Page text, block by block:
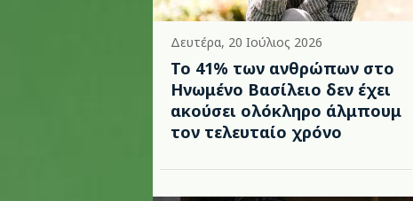
Δευτέρα, 20 Ιούλιος 2026
Το 41% των ανθρώπων στο
Ηνωμένο Βασίλειο δεν έχει
ακούσει ολόκληρο άλμπουμ
τον τελευταίο χρόνο